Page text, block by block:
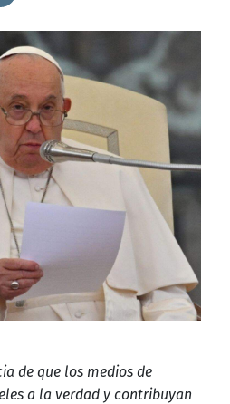
de que los medios de
a la verdad y contribuyan